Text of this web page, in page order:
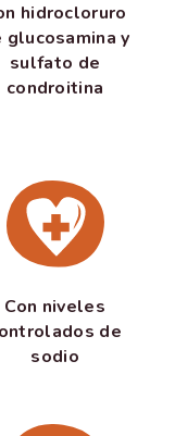
hidrocloruro
glucosamina y
sulfato de
condroitina
Con niveles
de
sodio